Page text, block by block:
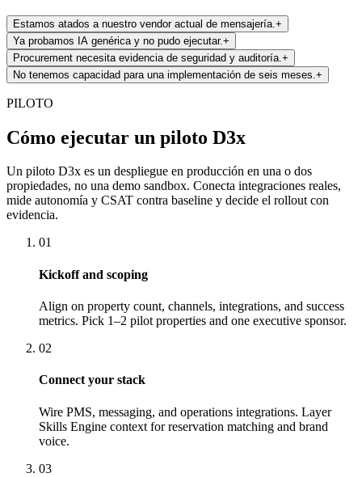
Estamos atados a nuestro vendor actual de mensajería. +
Ya probamos IA genérica y no pudo ejecutar.+
Procurement necesita evidencia de seguridad y auditoría. +
No tenemos capacidad para una implementación de seis meses. +
PILOTO
Cómo ejecutar un piloto D3x
Un piloto D3x es un despliegue en producción en una o dos
propiedades, no una demo sandbox. Conecta integraciones reales,
mide autonomía y CSAT contra baseline y decide el rollout con
evidencia.
01
Kickoff and scoping
Align on property count, channels, integrations, and success
metrics. Pick 1–2 pilot properties and one executive sponsor.
02
Connect your stack
Wire PMS, messaging, and operations integrations. Layer
Skills Engine context for reservation matching and brand
voice.
03